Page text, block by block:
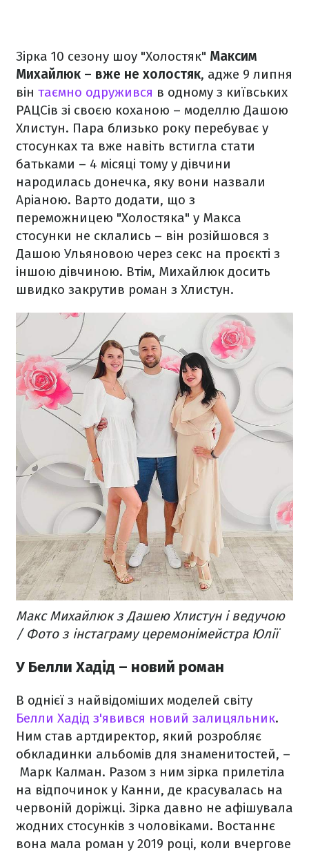
Зірка 10 сезону шоу "Холостяк" Максим
Михайлюк – вже не холостяк, адже 9 липня
він таємно одружився в одному з київських
РАЦСів зі своєю коханою – моделлю Дашою
Хлистун. Пара близько року перебуває у
стосунках та вже навіть встигла стати
батьками – 4 місяці тому у дівчини
народилась донечка, яку вони назвали
Аріаною. Варто додати, що з
переможницею "Холостяка" у Макса
стосунки не склались – він розійшовся з
Дашою Ульяновою через секс на проєкті з
іншою дівчиною. Втім, Михайлюк досить
швидко закрутив роман з Хлистун.
Макс Михайлюк з Дашею Хлистун і ведучою
/ Фото з інстаграму церемонімейстра Юлії
У Белли Хадід – новий роман
В однієї з найвідоміших моделей світу
Белли Хадід з'явився новий залицяльник.
Ним став артдиректор, який розробляє
обкладинки альбомів для знаменитостей, –
Марк Калман. Разом з ним зірка прилетіла
на відпочинок у Канни, де красувалась на
червоній доріжці. Зірка давно не афішувала
жодних стосунків з чоловіками. Востаннє
вона мала роман у 2019 році, коли вчергове